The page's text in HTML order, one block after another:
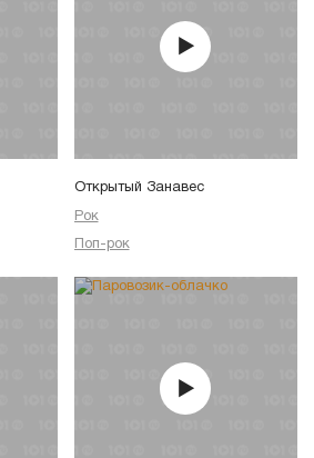
Открытый Занавес
Рок
Поп-рок